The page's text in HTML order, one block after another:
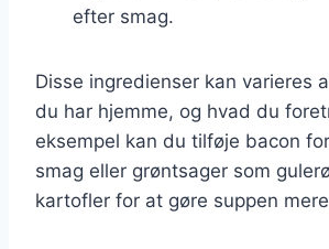
efter smag.
Disse ingredienser kan varieres
du har hjemme, og hvad du
eksempel kan du tilføje bacon
smag eller grøntsager som
kartofler for at gøre suppen